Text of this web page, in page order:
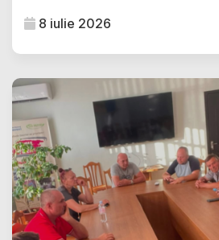
8 iulie 2026